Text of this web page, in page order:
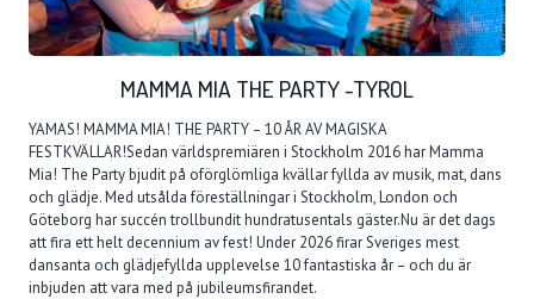
MAMMA MIA THE PARTY -TYROL
YAMAS! MAMMA MIA! THE PARTY – 10 ÅR AV MAGISKA
FESTKVÄLLAR!Sedan världspremiären i Stockholm 2016 har Mamma
Mia! The Party bjudit på oförglömliga kvällar fyllda av musik, mat, dans
och glädje. Med utsålda föreställningar i Stockholm, London och
Göteborg har succén trollbundit hundratusentals gäster.Nu är det dags
att fira ett helt decennium av fest! Under 2026 firar Sveriges mest
dansanta och glädjefyllda upplevelse 10 fantastiska år – och du är
inbjuden att vara med på jubileumsfirandet.